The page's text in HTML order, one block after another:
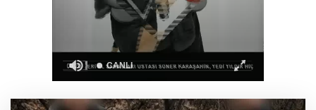
Görevden uzaklaştırılan Utku Caner Çaykara
hakkında tahliye kararı
Fındık alım fiyatları açıklandı... Alımlar 24
Ağustos'ta başlıyor